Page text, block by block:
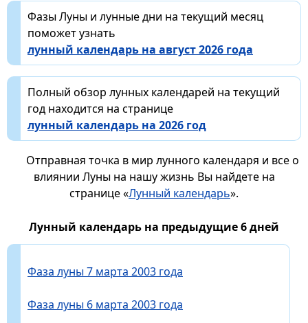
Фазы Луны и лунные дни на текущий месяц
поможет узнать
лунный календарь на август 2026 года
Полный обзор лунных календарей на текущий
год находится на странице
лунный календарь на 2026 год
Отправная точка в мир лунного календаря и все о
влиянии Луны на нашу жизнь Вы найдете на
странице «Лунный календарь».
Лунный календарь на предыдущие 6 дней
Фаза луны 7 марта 2003 года
Фаза луны 6 марта 2003 года